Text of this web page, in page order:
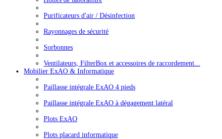
Purificateurs d'air / Désinfection
Rayonnages de sécurité
Sorbonnes
Ventilateurs, FilterBox et accessoires de raccordement...
Mobilier ExAO & Informatique
Paillasse intégrale ExAO 4 pieds
Paillasse intégrale ExAO à dégagement latéral
Plots ExAO
Plots placard informatique